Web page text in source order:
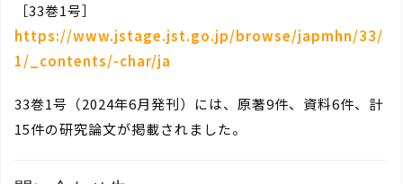
［33巻1号］
https://www.jstage.jst.go.jp/browse/japmhn/33/
1/_contents/-char/ja
33巻1号（2024年6月発刊）には、原著9件、資料6件、計
15件の研究論文が掲載されました。